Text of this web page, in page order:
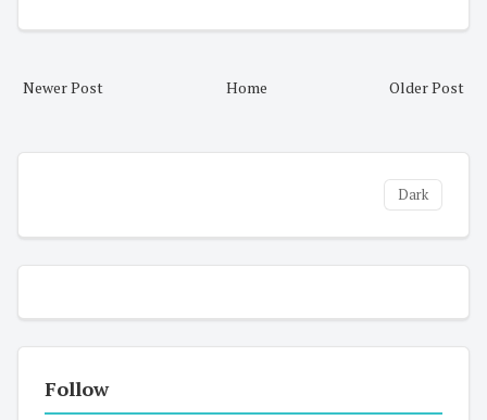
Newer Post Older Post
Home
Dark
Follow